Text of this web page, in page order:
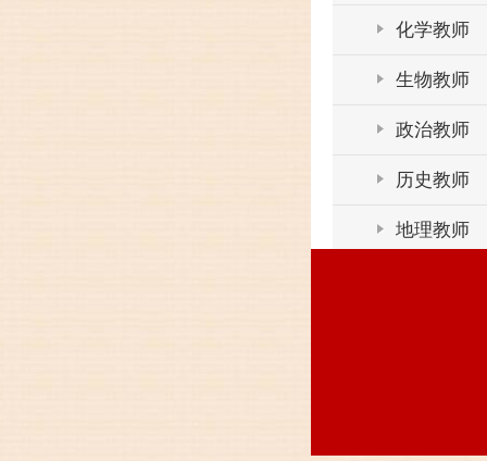
化学教师
生物教师
政治教师
历史教师
地理教师